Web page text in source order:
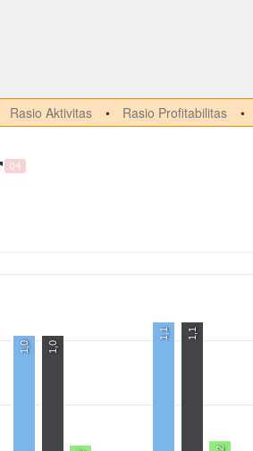
Rasio Aktivitas Rasio Profitabilitas
Q4
1,0
1,1
1,0
1,1